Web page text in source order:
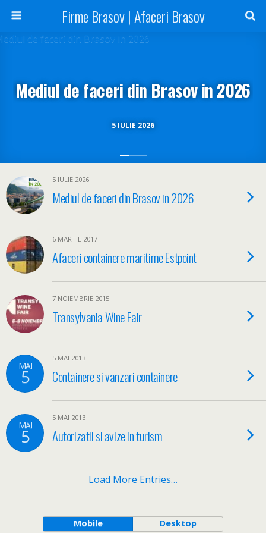
Firme Brasov | Afaceri Brasov
5 IULIE 2026
Mediul de faceri din Brasov in 2026
5 IULIE 2026
Mediul de faceri din Brasov in 2026
6 MARTIE 2017
Afaceri containere maritime Estpoint
7 NOIEMBRIE 2015
Transylvania Wine Fair
MAI
5
5 MAI 2013
Containere si vanzari containere
MAI
5
5 MAI 2013
Autorizatii si avize in turism
Load More Entries…
Mobile Desktop